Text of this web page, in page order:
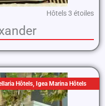
Hôtels 3 étoiles
Hôtels ,Igea Marina Hôtels